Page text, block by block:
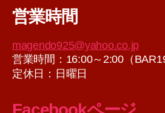
イ
営業時間
magendo925@yahoo.co.jp
営業時間：16:00～2:00（
定休日：日曜日